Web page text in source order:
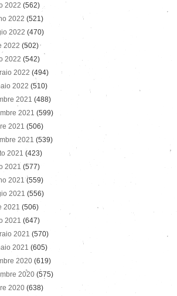
2022 (562)
2022 (521)
2022 (470)
2022 (502)
2022 (542)
2022 (494)
2022 (510)
2021 (488)
2021 (599)
2021 (506)
2021 (539)
2021 (423)
2021 (577)
2021(559)
2021 (556)
2021 (506)
2021 (647)
2021 (570)
2021 (605)
2020 (619)
2020 (575)
2020 (638)